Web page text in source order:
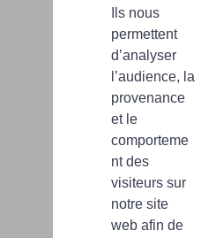
Ils nous
permettent
d’analyser
l’audience, la
provenance
et le
comporteme
nt des
visiteurs sur
notre site
web afin de